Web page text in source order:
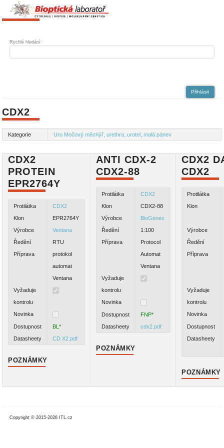
Rychlé hledání:
Přihlásit
CDX2
Kategorie Uro Močový měchýř, urethra, urotel, malá pánev
CDX2
PROTEIN
EPR2764Y
Protilátka
CDX2
Klon
EPR2764Y
Výrobce
Ventana
Ředění
RTU
Příprava
protokol
automat
Ventana
Vyžaduje
kontrolu
Novinka
Dostupnost
BL*
Datasheety
CD X2.pdf
POZNÁMKY
ANTI CDX-2
CDX2-88
Protilátka
CDX2
Klon
CDX2-88
Výrobce
BioGenex
Ředění
1:100
Příprava
Protocol
Automat
Ventana
Vyžaduje
kontrolu
Novinka
Dostupnost
FNP*
Datasheety
cdx2.pdf
POZNÁMKY
CDX2
CDX2
Protilátka
Klon
Výrobce
Ředění
Příprava
Vyžaduje
kontrolu
Novinka
Dostupnost
Datasheety
POZNÁMKY
Copyright © 2015-2026 ITL.cz